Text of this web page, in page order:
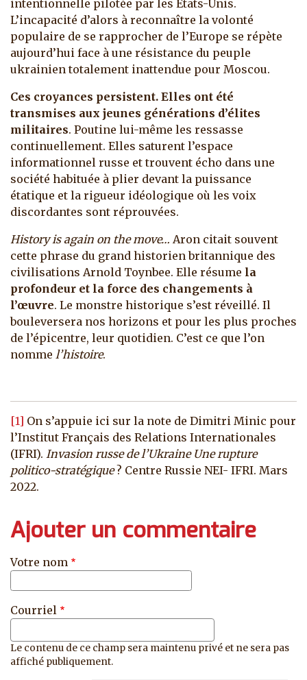
intentionnelle pilotée par les Etats-Unis.
L’incapacité d’alors à reconnaître la volonté
populaire de se rapprocher de l’Europe se répète
aujourd’hui face à une résistance du peuple
ukrainien totalement inattendue pour Moscou.
Ces croyances persistent. Elles ont été
transmises aux jeunes générations d’élites
militaires. Poutine lui-même les ressasse
continuellement. Elles saturent l’espace
informationnel russe et trouvent écho dans une
société habituée à plier devant la puissance
étatique et la rigueur idéologique où les voix
discordantes sont réprouvées.
History is again on the move… Aron citait souvent
cette phrase du grand historien britannique des
civilisations Arnold Toynbee. Elle résume la
profondeur et la force des changements à
l’œuvre. Le monstre historique s’est réveillé. Il
bouleversera nos horizons et pour les plus proches
de l’épicentre, leur quotidien. C’est ce que l’on
nomme l’histoire.
[1] On s’appuie ici sur la note de Dimitri Minic pour
l’Institut Français des Relations Internationales
(IFRI). Invasion russe de l’Ukraine Une rupture
politico-stratégique? Centre Russie NEI- IFRI. Mars
2022.
Ajouter un commentaire
Votre nom
Courriel
Le contenu de ce champ sera maintenu privé et ne sera pas
affiché publiquement.